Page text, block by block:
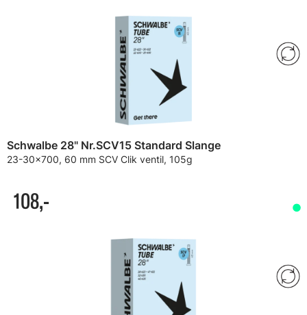
Schwalbe 28" Nr.SCV15 Standard Slange
23-30x700, 60 mm SCV Clik ventil, 105g
108,-